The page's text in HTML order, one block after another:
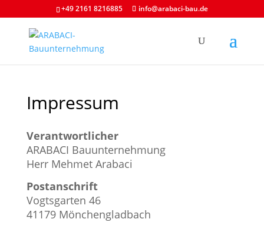
+49 2161 8216885 info@arabaci-bau.de
Impressum
Verantwortlicher
ARABACI Bauunternehmung
Herr Mehmet Arabaci
Postanschrift
Vogtsgarten 46
41179 Mönchengladbach